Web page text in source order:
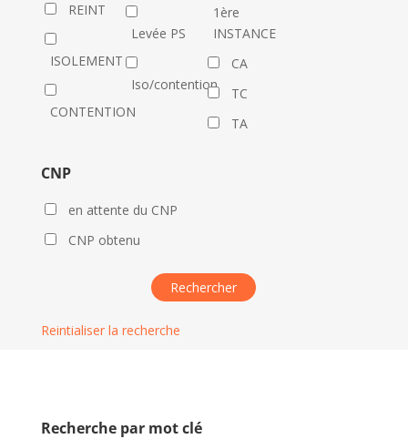
REINT
ISOLEMENT
CONTENTION
Levée PS
Iso/contention
1ère
INSTANCE
CA
TC
TA
CNP
en attente du CNP
CNP obtenu
Reintialiser la recherche
Recherche par mot clé